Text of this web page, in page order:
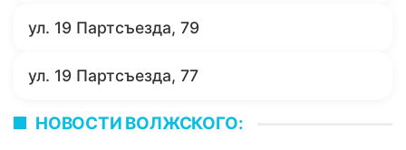
ул. 19 Партсъезда, 79
ул. 19 Партсъезда, 77
НОВОСТИ ВОЛЖСКОГО: